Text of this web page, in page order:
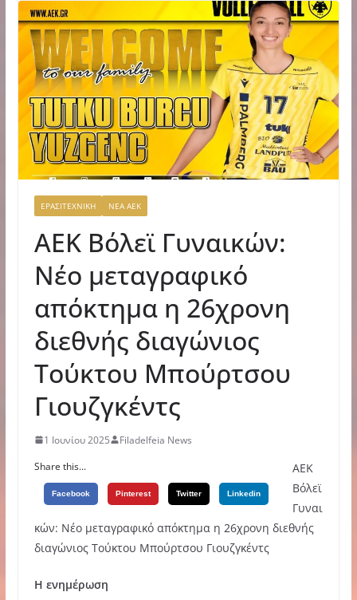
ΕΡΑΣΙΤΕΧΝΙΚΗ ΝΕΑ ΑΕΚ
ΑΕΚ Βόλεϊ Γυναικών:
Νέο μεταγραφικό
απόκτημα η 26χρονη
διεθνής διαγώνιος
Τούκτου Μπούρτσου
Γιουζγκέντς
1 Ιουνίου 2025
Filadelfeia News
Share this...
Facebook Pinterest Twitter Linkedin
ΑΕΚ
Βόλεϊ
Γυναι
κών: Νέο μεταγραφικό απόκτημα η 26χρονη διεθνής
διαγώνιος Τούκτου Μπούρτσου Γιουζγκέντς
Η ενημέρωση